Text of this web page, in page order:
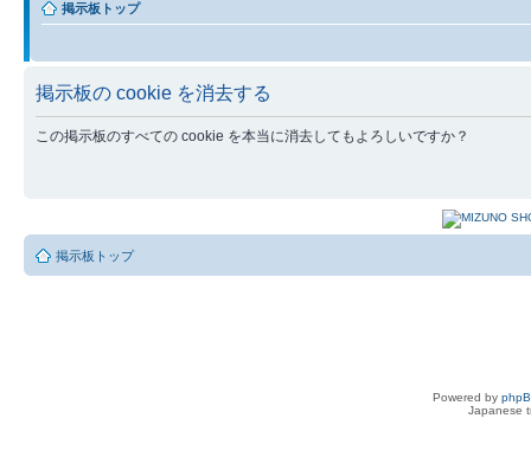
掲示板トップ
掲示板の cookie を消去する
この掲示板のすべての cookie を本当に消去してもよろしいですか？
掲示板トップ
Powered by
Japanese